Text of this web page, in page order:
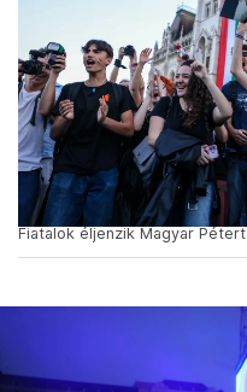
Fiatalok éljenzik Magyar